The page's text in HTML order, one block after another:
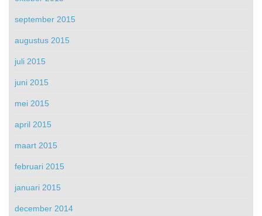
september 2015
augustus 2015
juli 2015
juni 2015
mei 2015
april 2015
maart 2015
februari 2015
januari 2015
december 2014